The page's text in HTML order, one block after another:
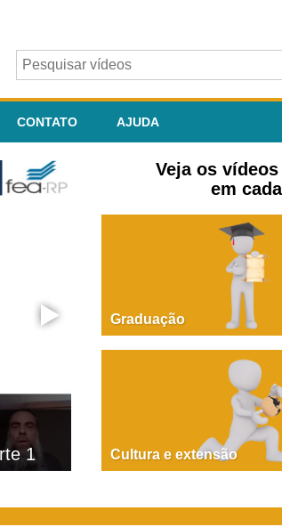
CONTATO AJUDA
1
Dire,
Veja os
em
Graduação
Cultura e extensão